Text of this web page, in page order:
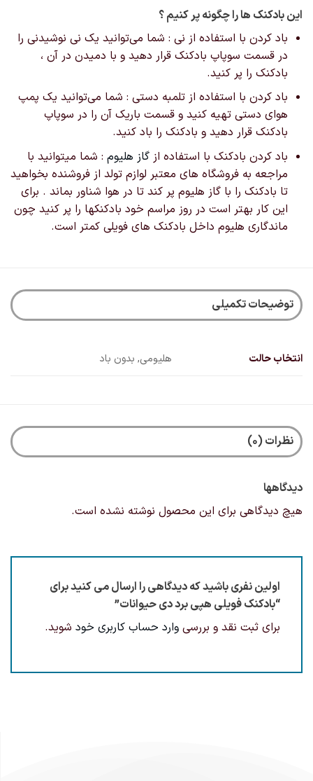
این بادکنک ها را چگونه پر کنیم ؟
باد کردن با استفاده از نی : شما می‌توانید یک نی نوشیدنی را
در قسمت سوپاپ بادکنک قرار دهید و با دمیدن در آن ،
بادکنک را پر کنید.
باد کردن با استفاده از تلمبه دستی : شما می‌توانید یک پمپ
هوای دستی تهیه کنید و قسمت باریک آن را در سوپاپ
بادکنک قرار دهید و بادکنک را باد کنید.
باد کردن بادکنک با استفاده از گاز هلیوم: شما میتوانید با
مراجعه به فروشگاه های معتبر لوازم تولد از فروشنده بخواهید
تا بادکنک را با گاز هلیوم پر کند تا در هوا شناور بماند . برای
این کار بهتر است در روز مراسم خود بادکنکها را پر کنید چون
ماندگاری هلیوم داخل بادکنک های فویلی کمتر است.
توضیحات تکمیلی
انتخاب حالت هلیومی, بدون باد
نظرات (0)
دیدگاهها
هیچ دیدگاهی برای این محصول نوشته نشده است.
اولین نفری باشید که دیدگاهی را ارسال می کنید برای
“بادکنک فویلی هپی برد دی حیوانات”
برای ثبت نقد و بررسی وارد حساب کاربری خود شوید.